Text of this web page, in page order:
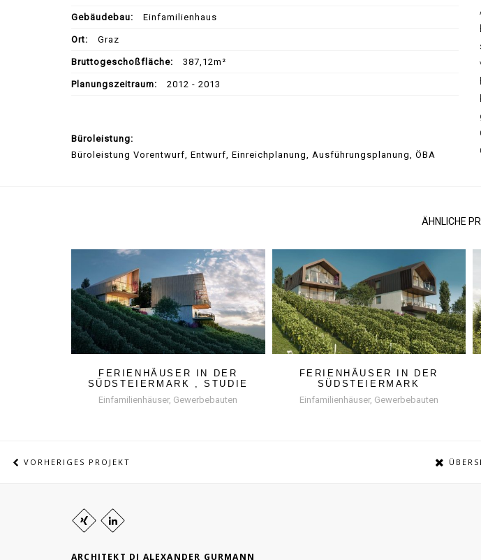
Gebäudebau: Einfamilienhaus
Ort: Graz
Bruttogeschoßfläche: 387,12m²
Planungszeitraum: 2012 - 2013
Büroleistung:
Büroleistung Vorentwurf, Entwurf, Einreichplanung, Ausführungsplanung, ÖBA
ÄHNLICHE
FERIENHÄUSER IN DER
SÜDSTEIERMARK , STUDIE
Einfamilienhäuser, Gewerbebauten
FERIENHÄUSER IN DER
SÜDSTEIERMARK
Einfamilienhäuser, Gewerbebauten
VORHERIGES PROJEKT
ARCHITEKT DI ALEXANDER GURMANN